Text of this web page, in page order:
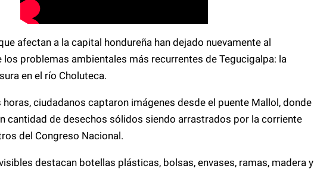
afectan a la capital hondureña han dejado nuevamente al
problemas ambientales más recurrentes de Tegucigalpa: la
en el río Choluteca.
horas, ciudadanos captaron imágenes desde el puente Mallol, donde
cantidad de desechos sólidos siendo arrastrados por la corriente
del Congreso Nacional.
destacan botellas plásticas, bolsas, envases, ramas, madera y